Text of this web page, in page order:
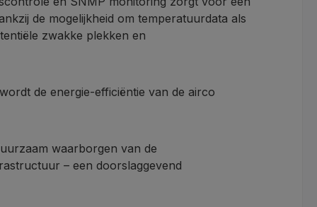
de mogelijkheid om temperatuurdata als
zwakke plekken en
de energie-efficiëntie van de airco
waarborgen van de
– een doorslaggevend